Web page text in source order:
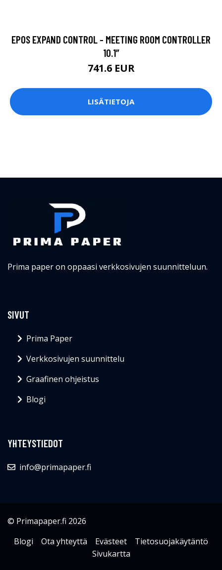
EPOS EXPAND CONTROL - MEETING ROOM CONTROLLER
10.1”
741.6 EUR
LISÄTIETOJA
Prima paper on oppaasi verkkosivujen suunnitteluun.
SIVUT
Prima Paper
Verkkosivujen suunnittelu
Graafinen ohjeistus
Blogi
YHTEYSTIEDOT
info@primapaper.fi
© Primapaper.fi 2026
Blogi
Ota yhteyttä Evästeet
Tietosuojakäytäntö
Sivukartta